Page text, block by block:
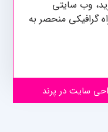
وب سایتی
گرافیکی منحصر به
سایت در پرند